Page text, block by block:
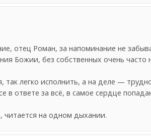
отец Роман, за напоминание не
Божии, без собственных очень часто
легко исполнить, а на деле —
в ответе за всё, в самое сердце
читается на одном дыхании.